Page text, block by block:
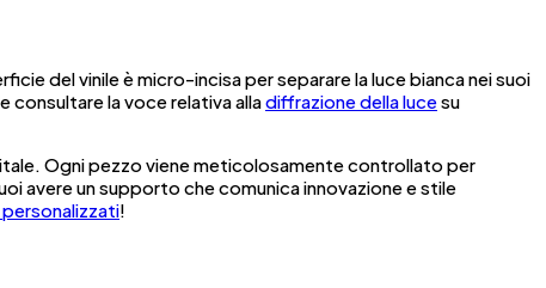
del vinile è micro-incisa per separare la luce bianca nei suoi
la voce relativa alladiffrazione della lucesu
Ogni pezzo viene meticolosamente controllato per
avere un supporto che comunica innovazione e stile
!